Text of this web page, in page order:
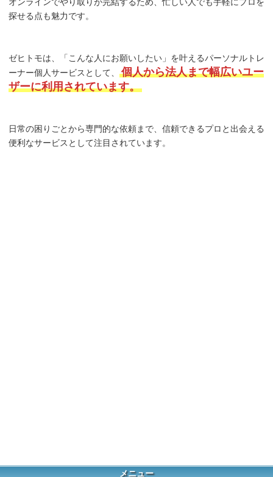
探せる点も魅力です。
ゼヒトモは、「こんな人にお願いしたい」を叶えるパーソナルトレ
ーナー個人サービスとして、
個人から法人まで幅広いユー
ザーに利用されています。
日常の困りごとから専門的な依頼まで、信頼できるプロと出会える
便利なサービスとして注目されています。
メニュー